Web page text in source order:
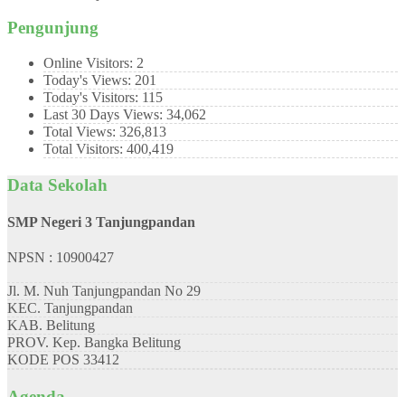
Pengunjung
Online Visitors: 2
Today's Views: 201
Today's Visitors: 115
Last 30 Days Views: 34,062
Total Views: 326,813
Total Visitors: 400,419
Data Sekolah
SMP Negeri 3 Tanjungpandan
NPSN : 10900427
Jl. M. Nuh Tanjungpandan No 29
KEC. Tanjungpandan
KAB. Belitung
PROV. Kep. Bangka Belitung
KODE POS 33412